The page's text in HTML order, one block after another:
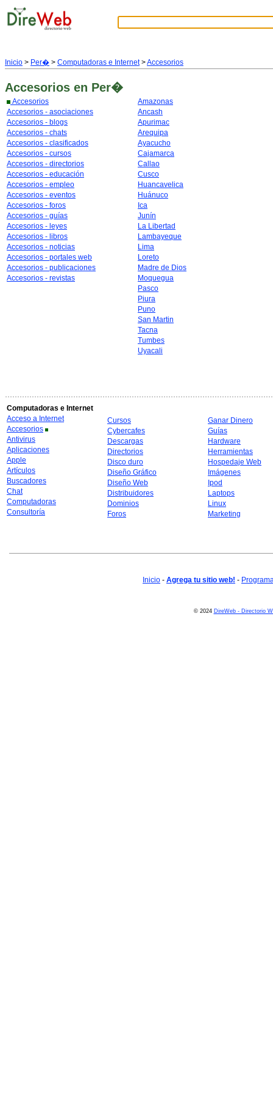
Inicio > Per� > Computadoras e Internet>Accesorios
Accesorios en Per�
Accesorios
Accesorios - asociaciones
Accesorios - blogs
Accesorios - chats
Accesorios - clasificados
Accesorios - cursos
Accesorios - directorios
Accesorios - educación
Accesorios - empleo
Accesorios - eventos
Accesorios - foros
Accesorios - guías
Accesorios - leyes
Accesorios - libros
Accesorios - noticias
Accesorios - portales web
Accesorios - publicaciones
Accesorios - revistas
Amazonas
Ancash
Apurimac
Arequipa
Ayacucho
Cajamarca
Callao
Cusco
Huancavelica
Huánuco
Ica
Junín
La Libertad
Lambayeque
Lima
Loreto
Madre de Dios
Moquegua
Pasco
Piura
Puno
San Martin
Tacna
Tumbes
Uyacali
Computadoras e Internet
Acceso a Internet
Accesorios
Antivirus
Aplicaciones
Apple
Artículos
Buscadores
Chat
Computadoras
Consultoría
Cursos
Cybercafes
Descargas
Directorios
Disco duro
Diseño Gráfico
Diseño Web
Distribuidores
Dominios
Foros
Ganar Dinero
Guías
Hardware
Herramientas
Hospedaje Web
Imágenes
Ipod
Laptops
Linux
Marketing
Inicio - Agrega tu sitio web! -
© 2024 DireWeb - Directorio